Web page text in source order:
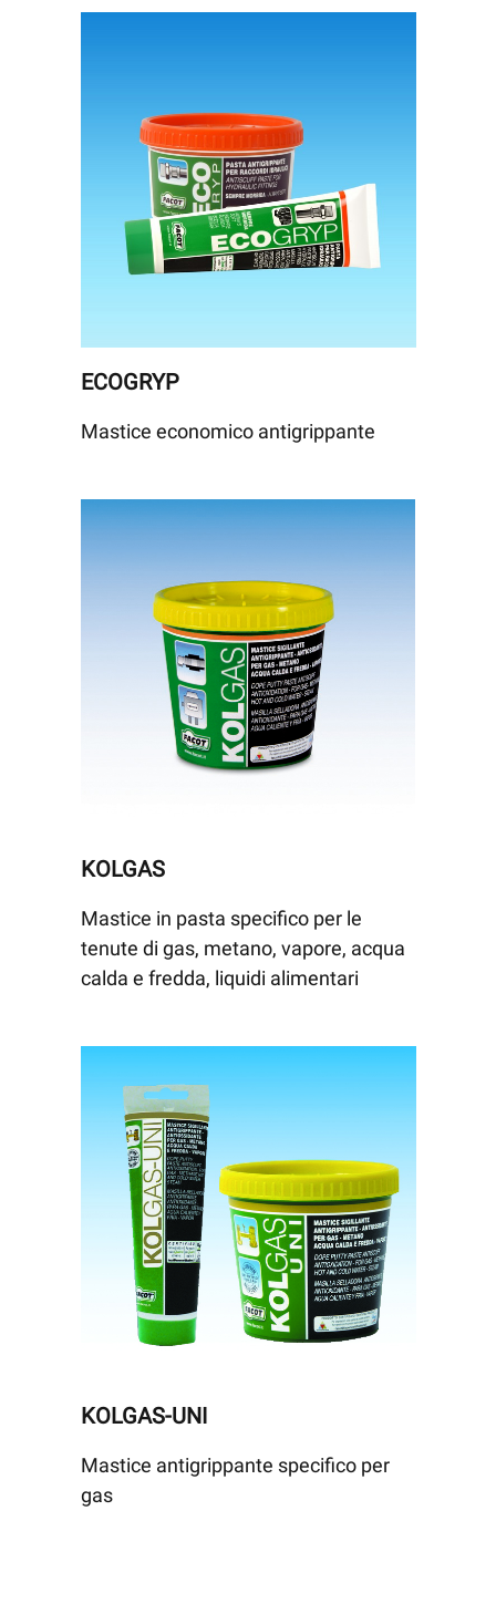
ECOGRYP
Mastice economico antigrippante
KOLGAS
Mastice in pasta specifico per le
tenute di gas, metano, vapore, acqua
calda e fredda, liquidi alimentari
KOLGAS-UNI
Mastice antigrippante specifico per
gas